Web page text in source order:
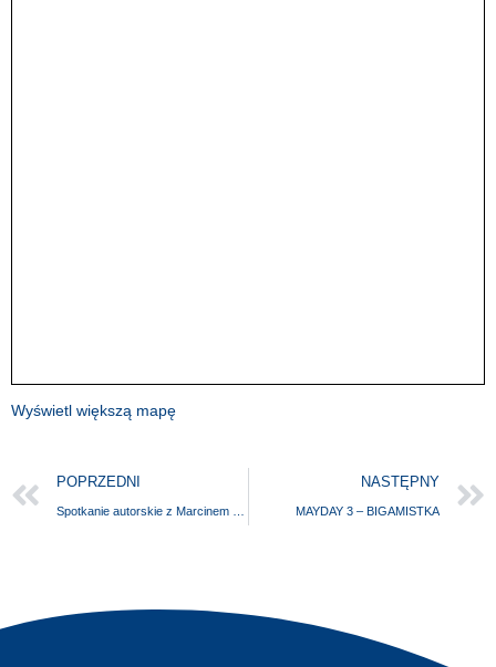
Wyświetl większą mapę
POPRZEDNI NASTĘPNY
MAYDAY 3 – BIGAMISTKA